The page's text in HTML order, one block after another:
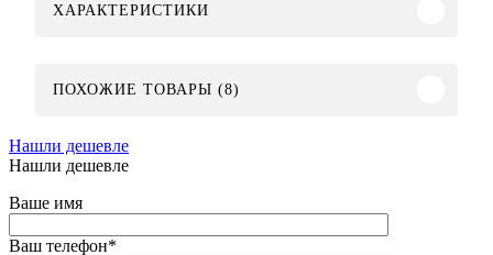
ХАРАКТЕРИСТИКИ
ПОХОЖИЕ ТОВАРЫ (8)
Нашли дешевле
Нашли дешевле
Ваше имя
Ваш телефон*